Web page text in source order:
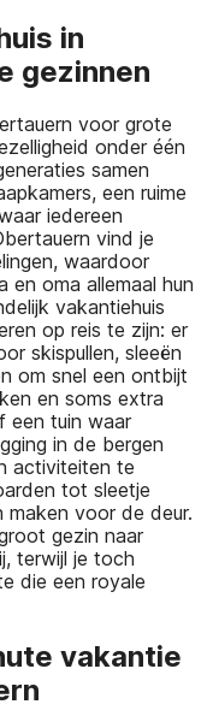
in
gezinnen
voor grote
onder één
samen
een ruime
iedereen
vind je
waardoor
en oma allemaal hun
vakantiehuis
op reis te zijn: er
skispullen, sleeën
om snel een ontbijt
en soms extra
een tuin waar
in de bergen
activiteiten te
tot sleetje
maken voor de deur.
gezin naar
terwijl je toch
die een royale
vakantie